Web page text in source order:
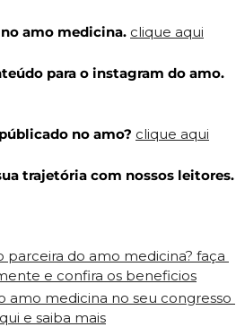
amo medicina. clique aqui
no amo? clique aqui
parceira do amo medicina? faça
e confira os beneficios
amo medicina no seu congresso
e saiba mais